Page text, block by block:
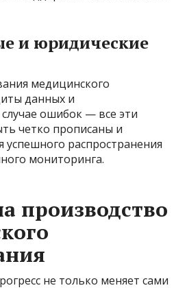
и юридические
медицинского
данных и
ошибок — все эти
четко прописаны и
распространения
мониторинга.
производство
не только меняет сами